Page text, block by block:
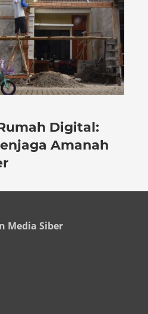
Digital:
Amanah
Media Siber